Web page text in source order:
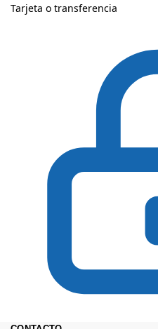
Tarjeta o transferencia